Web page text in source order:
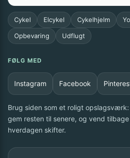
Cykel Elcykel Cykelhjelm
Opbevaring Udflugt
FØLG MED
Instagram Facebook
Brug siden som et roligt
gem resten til senere, og vend
hverdagen skifter.